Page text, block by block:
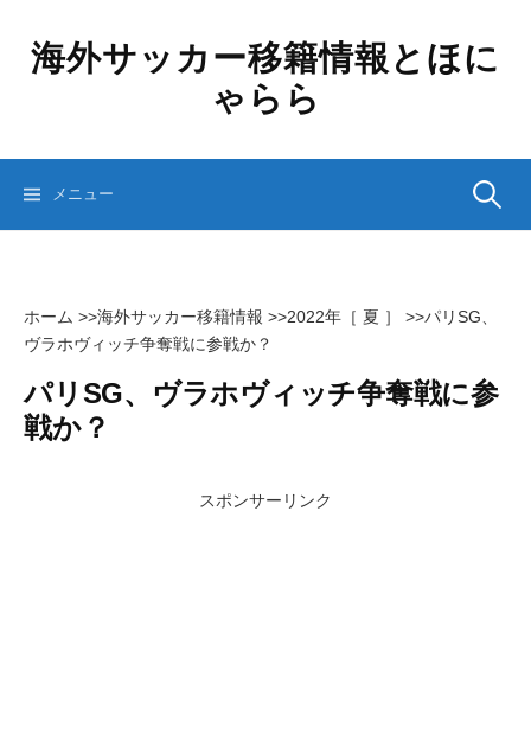
ッ
海外サッカー移籍情報とほに
ゃらら
メニュー 検
ホーム >>海外サッカー移籍情報 >>2022年［ 夏 ］ >>パリSG、
ヴラホヴィッチ争奪戦に参戦か？
パリSG、ヴラホヴィッチ争奪戦に参
戦か？
スポンサーリンク